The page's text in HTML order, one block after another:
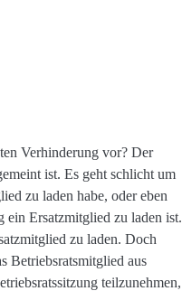
Verhinderung vor? Der
ist. Es geht schlicht um
zu laden habe, oder eben
ein Ersatzmitglied zu laden ist.
zu laden. Doch
Betriebsratsmitglied aus
teilzunehmen,